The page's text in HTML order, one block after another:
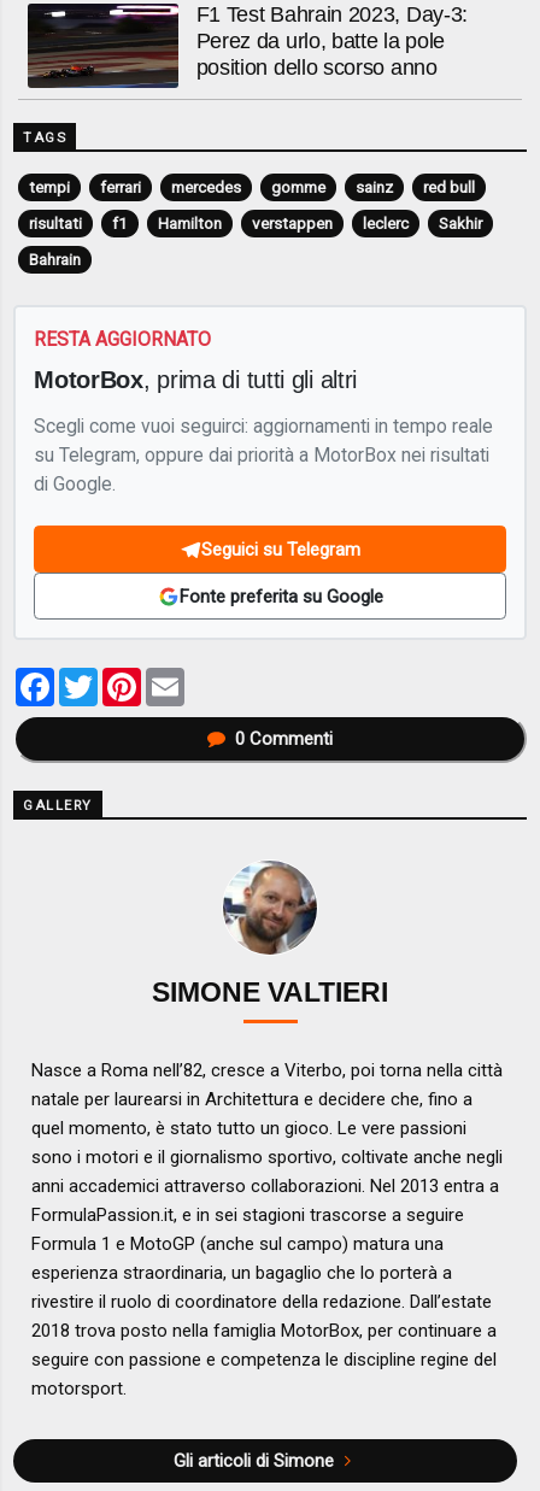
F1 Test Bahrain 2023, Day-3:
Perez da urlo, batte la pole
position dello scorso anno
TAGS
tempi ferrari mercedes gomme sainz
red bull
risultati
f1 Hamilton verstappen leclerc
Sakhir
Bahrain
RESTA AGGIORNATO
MotorBox, prima di tutti gli altri
Scegli come vuoi seguirci: aggiornamenti in tempo reale
su Telegram, oppure dai priorità a MotorBox nei risultati
di Google.
Seguici su Telegram
Fonte preferita su Google
Facebook
TwitterPinterest
0Commenti
GALLERY
SIMONE VALTIERI
Nasce a Roma nell’82, cresce a Viterbo, poi torna nella città
natale per laurearsi in Architettura e decidere che, fino a
quel momento, è stato tutto un gioco. Le vere passioni
sono i motori e il giornalismo sportivo, coltivate anche negli
anni accademici attraverso collaborazioni. Nel 2013 entra a
FormulaPassion.it, e in sei stagioni trascorse a seguire
Formula 1 e MotoGP (anche sul campo) matura una
esperienza straordinaria, un bagaglio che lo porterà a
rivestire il ruolo di coordinatore della redazione. Dall’estate
2018 trova posto nella famiglia MotorBox, per continuare a
seguire con passione e competenza le discipline regine del
motorsport.
Gli articoli di Simone